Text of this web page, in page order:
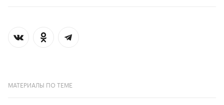
МАТЕРИАЛЫ ПО ТЕМЕ